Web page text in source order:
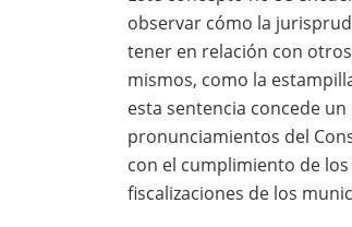
observar cómo la
tener en relación con
mismos, como la
esta sentencia concede
pronunciamientos del
con el cumplimiento de
fiscalizaciones de los